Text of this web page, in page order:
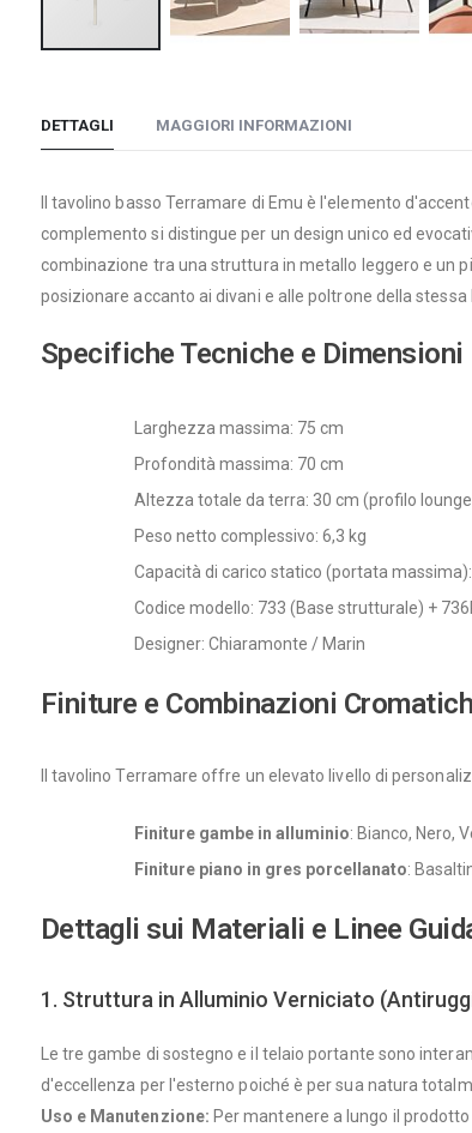
della
galleria
immagini
DETTAGLI
Il tavolino basso Terramare di Emu è l'elemento
complemento si distingue per un design unico ed
combinazione tra una struttura in metallo leggero e un
posizionare accanto ai divani e alle poltrone della
Specifiche Tecniche e Dimensioni
Larghezza massima: 75 cm
Profondità massima: 70 cm
Altezza totale da terra: 30 cm (profilo
Peso netto complessivo: 6,3 kg
Capacità di carico statico (portata massima):
Codice modello: 733 (Base strutturale) +
Designer: Chiaramonte / Marin
Finiture e Combinazioni
Il tavolino Terramare offre un elevato livello di
Finiture gambe in alluminio: Bianco, Nero,
Finiture piano in gres porcellanato:
Dettagli sui Materiali e Linee
1. Struttura in Alluminio Verniciato
Le tre gambe di sostegno e il telaio portante sono
d'eccellenza per l'esterno poiché è per sua natura
Uso e Manutenzione: Per mantenere a lungo il
MAGGIORI INFORMAZIONI